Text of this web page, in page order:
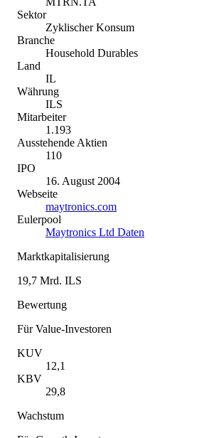
Sektor
Zyklischer Konsum
Branche
Household Durables
Land
IL
Währung
ILS
Mitarbeiter
1.193
Ausstehende Aktien
110
IPO
16. August 2004
Webseite
maytronics.com
Eulerpool
Maytronics Ltd Daten
Marktkapitalisierung
19,7 Mrd. ILS
Bewertung
Für Value-Investoren
KUV
12,1
KBV
29,8
Wachstum